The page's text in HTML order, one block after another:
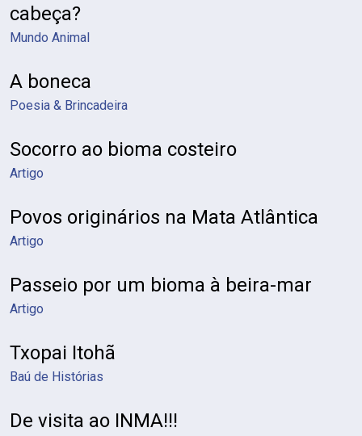
cabeça?
Mundo Animal
A boneca
Poesia & Brincadeira
Socorro ao bioma costeiro
Artigo
Povos originários na Mata Atlântica
Artigo
Passeio por um bioma à beira-mar
Artigo
Txopai Itohã
Baú de Histórias
De visita ao INMA!!!